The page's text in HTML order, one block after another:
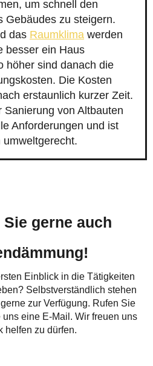
um schnell den
Gebäudes zu steigern.
das Raumklima werden
besser ein Haus
höher sind danach die
Die Kosten
erstaunlich kurzer Zeit.
Sanierung von Altbauten
Anforderungen und ist
gerne auch
Einblick in die Tätigkeiten
Selbstverständlich stehen
zur Verfügung. Rufen Sie
eine E-Mail. Wir freuen uns
helfen zu dürfen.